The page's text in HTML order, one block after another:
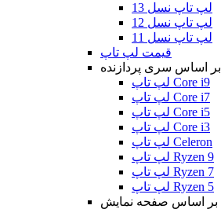
لپ تاپ نسل 13
لپ تاپ نسل 12
لپ تاپ نسل 11
قیمت لپ تاپ
بر اساس سری پردازنده
لپ تاپ Core i9
لپ تاپ Core i7
لپ تاپ Core i5
لپ تاپ Core i3
لپ تاپ Celeron
لپ تاپ Ryzen 9
لپ تاپ Ryzen 7
لپ تاپ Ryzen 5
بر اساس صفحه نمایش